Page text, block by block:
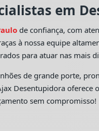
em
de confiança, com
à nossa equipe
para atuar nas mais
de grande porte,
Desentupidora
sem compromisso!